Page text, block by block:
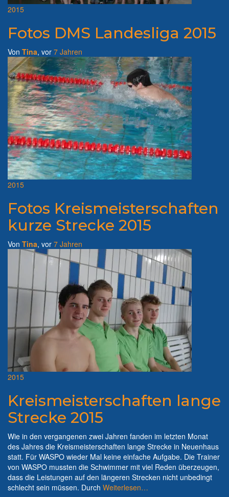
2015
Fotos DMS Landesliga 2015
Von Tina, vor 7 Jahren
2015
Fotos Kreismeisterschaften
kurze Strecke 2015
Von Tina, vor 7 Jahren
2015
Kreismeisterschaften lange
Strecke 2015
Wie in den vergangenen zwei Jahren fanden im letzten Monat
des Jahres die Kreismeisterschaften lange Strecke in Neuenhaus
statt. Für WASPO wieder Mal keine einfache Aufgabe. Die Trainer
von WASPO mussten die Schwimmer mit viel Reden überzeugen,
dass die Leistungen auf den längeren Strecken nicht unbedingt
schlecht sein müssen. Durch Weiterlesen…